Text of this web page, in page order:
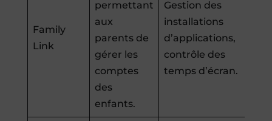
Family
Link
permettant
aux
parents de
gérer les
comptes
des
enfants.
Gestion des
installations
d’applications,
contrôle des
temps d’écran.